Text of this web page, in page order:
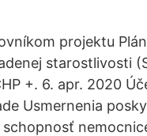
projektu
starostlivosti
+. 6. apr. 2020
Usmernenia